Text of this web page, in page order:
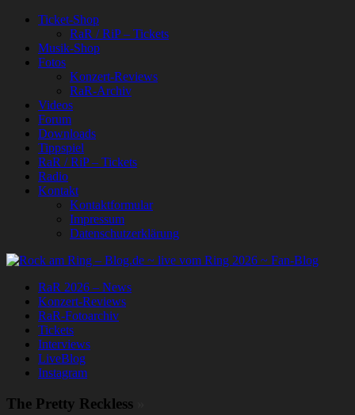
Ticket-Shop
RaR / RiP – Tickets
Musik-Shop
Fotos
Konzert-Reviews
RaR-Archiv
Videos
Forum
Downloads
Tippspiel
RaR / RiP – Tickets
Radio
Kontakt
Kontaktformular
Impressum
Datenschutzerklärung
RaR 2026 – News
Konzert-Reviews
RaR-Fotoarchiv
Tickets
Interviews
LiveBlog
Instagram
The Pretty Reckless